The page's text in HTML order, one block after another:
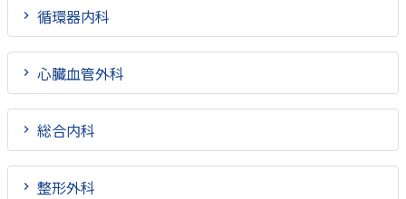
循環器内科
心臓血管外科
総合内科
整形外科